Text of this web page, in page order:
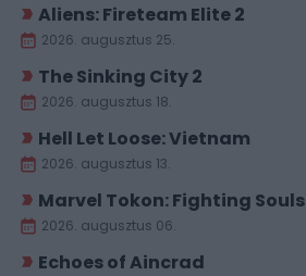
Aliens: Fireteam Elite 2
2026. augusztus 25.
The Sinking City 2
2026. augusztus 18.
Hell Let Loose: Vietnam
2026. augusztus 13.
Marvel Tokon: Fighting Souls
2026. augusztus 06.
Echoes of Aincrad